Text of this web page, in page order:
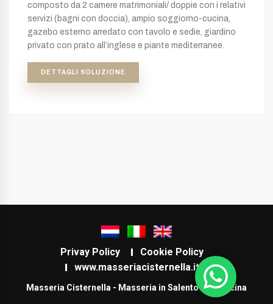
composto da 2 camere matrimoniali/ doppie con i relativi
servizi (bagni con doccia), ampio soggiorno-cucina,
gazebo esterno arredato con tavolo e sedie, giardino
privato con prato all’inglese e piante mediterranee.
DETTAGLI SOLUZIONE
Masseria Cisternella - Masseria in Salento con piscina
Privay Policy
Cookie Policy
www.masseriacisternella.it